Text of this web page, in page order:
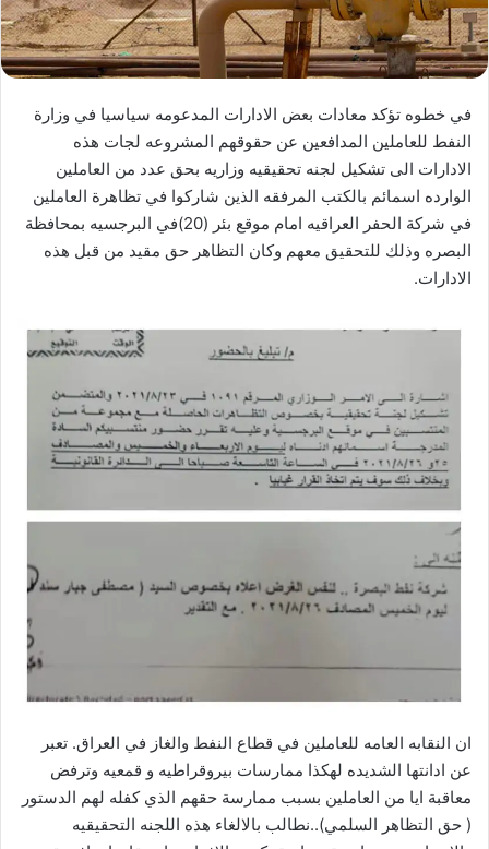
في خطوه تؤكد معادات بعض الادارات المدعومه سياسيا في وزارة
النفط للعاملين المدافعين عن حقوقهم المشروعه لجات هذه
الادارات الى تشكيل لجنه تحقيقيه وزاريه بحق عدد من العاملين
الوارده اسمائم بالكتب المرفقه الذين شاركوا في تظاهرة العاملين
في شركة الحفر العراقيه امام موقع بئر (20)في البرجسيه بمحافظة
البصره وذلك للتحقيق معهم وكان التظاهر حق مقيد من قبل هذه
الادارات.
ان النقابه العامه للعاملين في قطاع النفط والغاز في العراق. تعبر
عن ادانتها الشديده لهكذا ممارسات بيروقراطيه و قمعيه وترفض
معاقبة ايا من العاملين بسبب ممارسة حقهم الذي كفله لهم الدستور
( حق التظاهر السلمي)..نطالب بالالغاء هذه اللجنه التحقيقيه